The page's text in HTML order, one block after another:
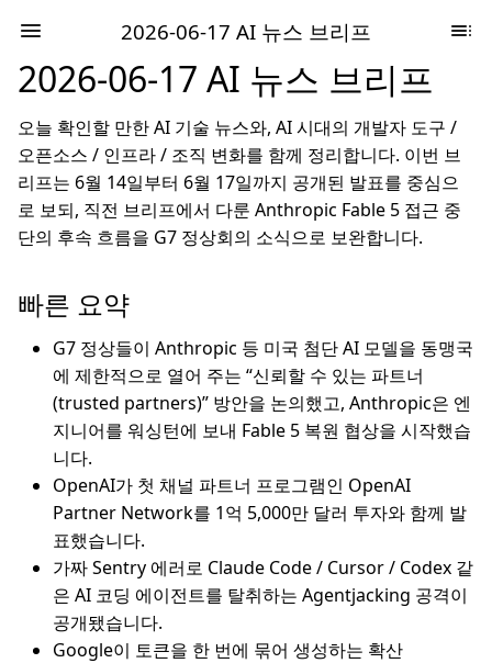
2026-06-17 AI 뉴스 브리프
2026-06-17 AI 뉴스 브리프
오늘 확인할 만한 AI 기술 뉴스와, AI 시대의 개발자 도구 /
오픈소스 / 인프라 / 조직 변화를 함께 정리합니다. 이번 브
리프는 6월 14일부터 6월 17일까지 공개된 발표를 중심으
로 보되, 직전 브리프에서 다룬 Anthropic Fable 5 접근 중
단의 후속 흐름을 G7 정상회의 소식으로 보완합니다.
빠른 요약
G7 정상들이 Anthropic 등 미국 첨단 AI 모델을 동맹국
에 제한적으로 열어 주는 “신뢰할 수 있는 파트너
(trusted partners)” 방안을 논의했고, Anthropic은 엔
지니어를 워싱턴에 보내 Fable 5 복원 협상을 시작했습
니다.
OpenAI가 첫 채널 파트너 프로그램인 OpenAI
Partner Network를 1억 5,000만 달러 투자와 함께 발
표했습니다.
가짜 Sentry 에러로 Claude Code / Cursor / Codex 같
은 AI 코딩 에이전트를 탈취하는 Agentjacking 공격이
공개됐습니다.
Google이 토큰을 한 번에 묶어 생성하는 확산